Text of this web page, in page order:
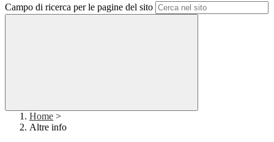
Campo di ricerca per le pagine del sito
Home >
Altre info